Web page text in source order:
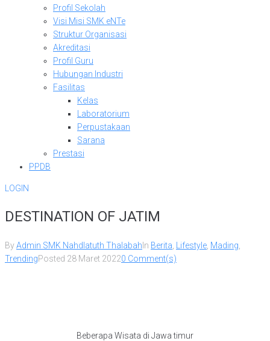
Profil Sekolah
Visi Misi SMK eNTe
Struktur Organisasi
Akreditasi
Profil Guru
Hubungan Industri
Fasilitas
Kelas
Laboratorium
Perpustakaan
Sarana
Prestasi
PPDB
LOGIN
DESTINATION OF JATIM
ByAdmin SMK Nahdlatuth Thalabah In Berita Lifestyle Mading
TrendingPosted 28 Maret 20220 Comment(s)
Beberapa Wisata di Jawa timur